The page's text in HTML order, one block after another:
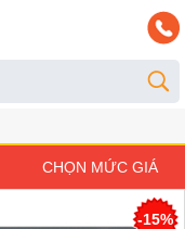
CHỌN MỨC GIÁ
-15%